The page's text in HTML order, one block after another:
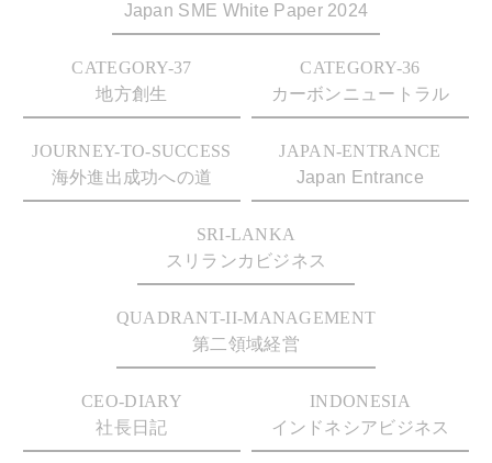
Japan SME White Paper 2024
CATEGORY-37
地方創生
CATEGORY-36
カーボンニュートラル
JOURNEY-TO-SUCCESS
海外進出成功への道
JAPAN-ENTRANCE
Japan Entrance
SRI-LANKA
スリランカビジネス
QUADRANT-II-MANAGEMENT
第二領域経営
CEO-DIARY
社長日記
INDONESIA
インドネシアビジネス